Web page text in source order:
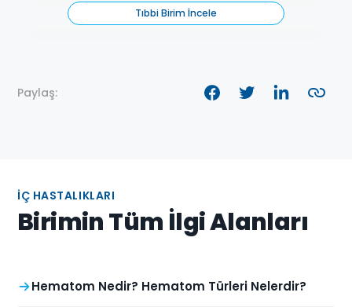
Tıbbi Birim İncele
Paylaş:
İÇ HASTALIKLARI
Birimin Tüm İlgi Alanları
Hematom Nedir? Hematom Türleri Nelerdir?